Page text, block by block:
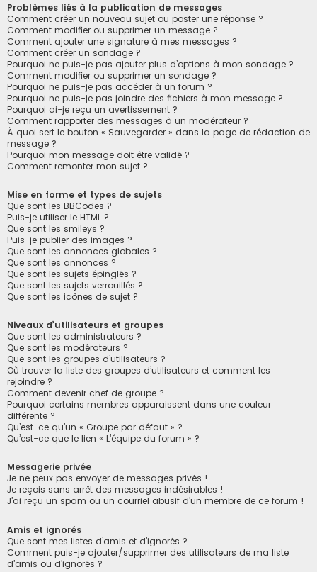
Problèmes liés à la publication de messages
Comment créer un nouveau sujet ou poster une réponse ?
Comment modifier ou supprimer un message ?
Comment ajouter une signature à mes messages ?
Comment créer un sondage ?
Pourquoi ne puis-je pas ajouter plus d’options à mon sondage ?
Comment modifier ou supprimer un sondage ?
Pourquoi ne puis-je pas accéder à un forum ?
Pourquoi ne puis-je pas joindre des fichiers à mon message ?
Pourquoi ai-je reçu un avertissement ?
Comment rapporter des messages à un modérateur ?
À quoi sert le bouton « Sauvegarder » dans la page de rédaction de
message ?
Pourquoi mon message doit être validé ?
Comment remonter mon sujet ?
Mise en forme et types de sujets
Que sont les BBCodes ?
Puis-je utiliser le HTML ?
Que sont les smileys ?
Puis-je publier des images ?
Que sont les annonces globales ?
Que sont les annonces ?
Que sont les sujets épinglés ?
Que sont les sujets verrouillés ?
Que sont les icônes de sujet ?
Niveaux d’utilisateurs et groupes
Que sont les administrateurs ?
Que sont les modérateurs ?
Que sont les groupes d’utilisateurs ?
Où trouver la liste des groupes d’utilisateurs et comment les
rejoindre ?
Comment devenir chef de groupe ?
Pourquoi certains membres apparaissent dans une couleur
différente ?
Qu’est-ce qu’un « Groupe par défaut » ?
Qu’est-ce que le lien « L’équipe du forum » ?
Messagerie privée
Je ne peux pas envoyer de messages privés !
Je reçois sans arrêt des messages indésirables !
J’ai reçu un spam ou un courriel abusif d’un membre de ce forum !
Amis et ignorés
Que sont mes listes d’amis et d’ignorés ?
Comment puis-je ajouter/supprimer des utilisateurs de ma liste
d’amis ou d’ignorés ?